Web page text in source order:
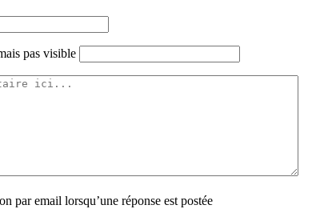
pas visible
par email lorsqu’une réponse est postée